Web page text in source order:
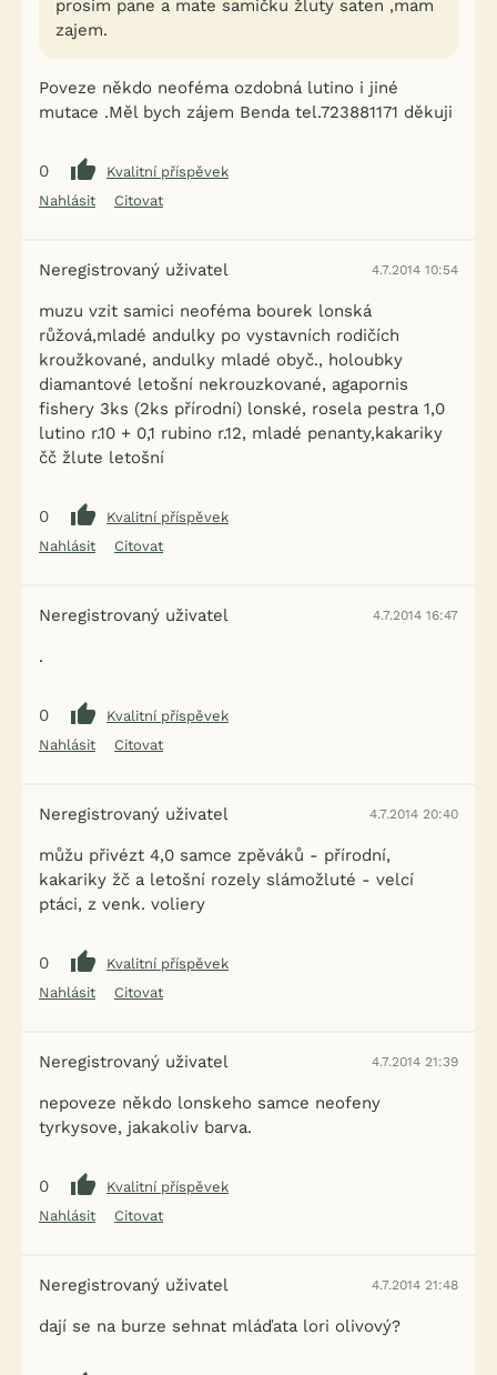
prosim pane a mate samičku žluty saten ,mam
zajem.
Poveze někdo neoféma ozdobná lutino i jiné
mutace .Měl bych zájem Benda tel.723881171 děkuji
0
Kvalitní příspěvek
Nahlásit
Citovat
Neregistrovaný uživatel 4.7.2014 10:54
muzu vzit samici neoféma bourek lonská
růžová,mladé andulky po vystavních rodičích
kroužkované, andulky mladé obyč., holoubky
diamantové letošní nekrouzkované, agapornis
fishery 3ks (2ks přírodní) lonské, rosela pestra 1,0
lutino r.10 + 0,1 rubino r.12, mladé penanty,kakariky
čč žlute letošní
0
Kvalitní příspěvek
Nahlásit
Citovat
Neregistrovaný uživatel 4.7.2014 16:47
.
0
Kvalitní příspěvek
Nahlásit
Citovat
Neregistrovaný uživatel 4.7.2014 20:40
můžu přivézt 4,0 samce zpěváků - přírodní,
kakariky žč a letošní rozely slámožluté - velcí
ptáci, z venk. voliery
0
Kvalitní příspěvek
Nahlásit
Citovat
Neregistrovaný uživatel 4.7.2014 21:39
nepoveze někdo lonskeho samce neofeny
tyrkysove, jakakoliv barva.
0
Kvalitní příspěvek
Nahlásit
Citovat
Neregistrovaný uživatel 4.7.2014 21:48
dají se na burze sehnat mláďata lori olivový?